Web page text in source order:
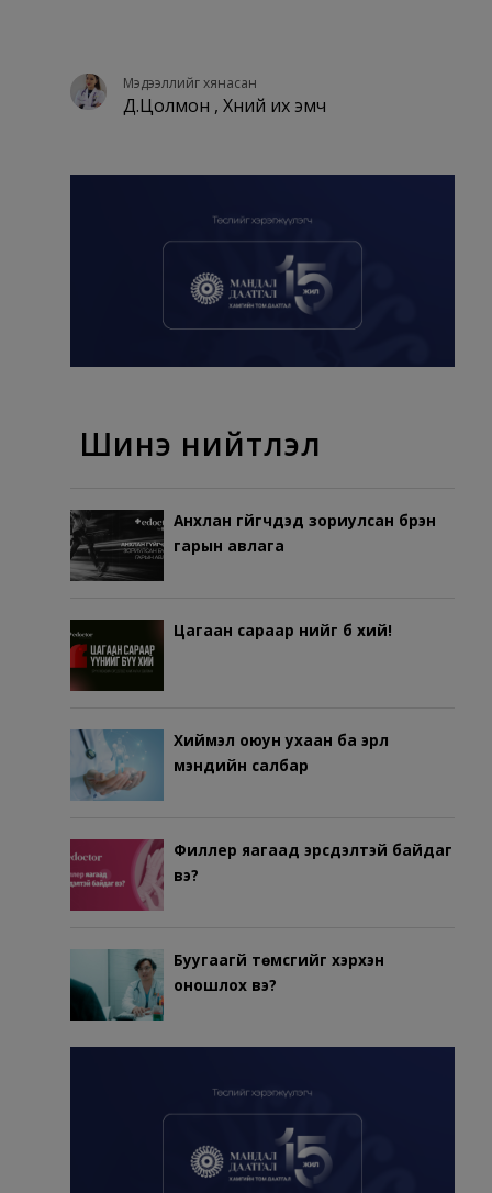
Мэдээллийг хянасан
Д.Цолмон , Хүний их эмч
Шинэ нийтлэл
Анхлан гүйгчдэд зориулсан бүрэн
гарын авлага
Цагаан сараар үүнийг бүү хий!
Хиймэл оюун ухаан ба эрүүл
мэндийн салбар
Филлер яагаад эрсдэлтэй байдаг
вэ?
Буугаагүй төмсгийг хэрхэн
оношлох вэ?